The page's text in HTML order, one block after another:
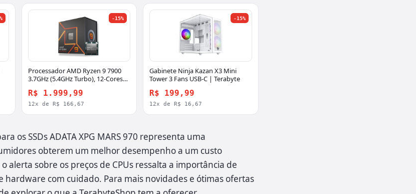
-15%
Processador AMD Ryzen 9 7900
3.7GHz (5.4GHz Turbo), 12-Cores
100000590WOF
R$ 1.999,99
12x de R$ 166,67
-15%
Gabinete Ninja Kazan X3 Mini
Tower 3 Fans USB-C | Terabyte
R$ 199,99
12x de R$ 16,67
os SSDs ADATA XPG MARS 970 representa uma
obterem um melhor desempenho a um custo
alerta sobre os preços de CPUs ressalta a importância de
hardware com cuidado. Para mais novidades e ótimas ofertas